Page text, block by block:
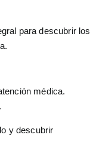
para descubrir los
médica.
y descubrir